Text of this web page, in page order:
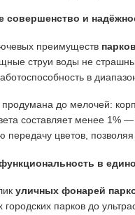
совершенство и
преимуществ
струи воды не
в
продумана до мелочей:
составляет менее 1%
передачу цветов,
в
уличных фонарей
городских парков до